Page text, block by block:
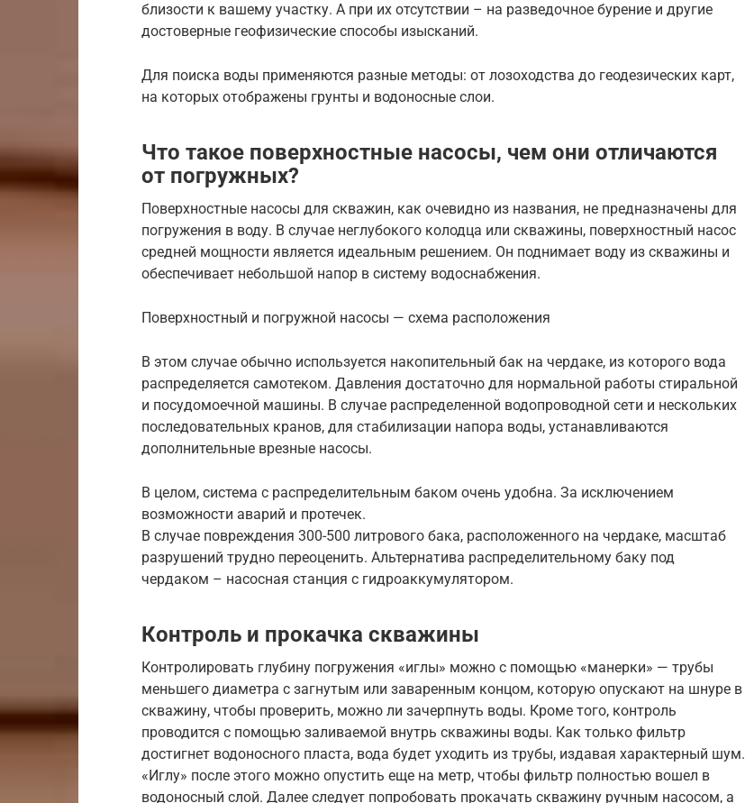
близости к вашему участку. А при их отсутствии – на разведочное бурение и другие
достоверные геофизические способы изысканий.
Для поиска воды применяются разные методы: от лозоходства до геодезических карт,
на которых отображены грунты и водоносные слои.
Что такое поверхностные насосы, чем они отличаются
от погружных?
Поверхностные насосы для скважин, как очевидно из названия, не предназначены для
погружения в воду. В случае неглубокого колодца или скважины, поверхностный насос
средней мощности является идеальным решением. Он поднимает воду из скважины и
обеспечивает небольшой напор в систему водоснабжения.
Поверхностный и погружной насосы — схема расположения
В этом случае обычно используется накопительный бак на чердаке, из которого вода
распределяется самотеком. Давления достаточно для нормальной работы стиральной
и посудомоечной машины. В случае распределенной водопроводной сети и нескольких
последовательных кранов, для стабилизации напора воды, устанавливаются
дополнительные врезные насосы.
В целом, система с распределительным баком очень удобна. За исключением
возможности аварий и протечек.
В случае повреждения 300-500 литрового бака, расположенного на чердаке, масштаб
разрушений трудно переоценить. Альтернатива распределительному баку под
чердаком – насосная станция с гидроаккумулятором.
Контроль и прокачка скважины
Контролировать глубину погружения «иглы» можно с помощью «манерки» — трубы
меньшего диаметра с загнутым или заваренным концом, которую опускают на шнуре в
скважину, чтобы проверить, можно ли зачерпнуть воды. Кроме того, контроль
проводится с помощью заливаемой внутрь скважины воды. Как только фильтр
достигнет водоносного пласта, вода будет уходить из трубы, издавая характерный шум.
«Иглу» после этого можно опустить еще на метр, чтобы фильтр полностью вошел в
водоносный слой. Далее следует попробовать прокачать скважину ручным насосом, а